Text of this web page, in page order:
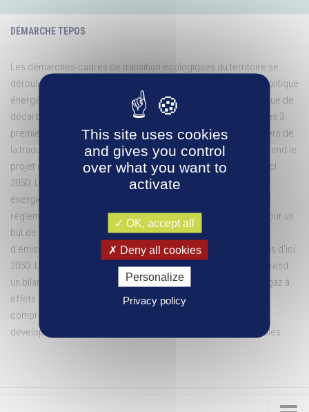
DÉMARCHE TEPOS
Les démarches-cadres de transition écologiques du territoire se
déroulent en 5 étapes : l’ambition politique globale, l’ambition politique
énergétique, l’outil réglementaire, la mise en œuvre de la politique de
décarbonation et mise en œuvre de la politique énergétique. Les 3
premiers points sont de la traduction stratégique et les 2 derniers de
la traduction opérationnelle. L’ambition politique globale comprend le
projet de territoire AGIR 2035, vers un territoire bas-carbone d’ici
2050. L’ambition politique énergétique comprend un territoire à
énergie positive, vers l’autonomie énergétique d’ici 2050. L’outil
réglementaire comprend le plan climat Air Énergie Territorial, pour un
but de 3 fois la production d’énergies renouvelables, -69%
d’émissions de gaz à effets de serre et -50% de consommations d’ici
2050. La mise en œuvre de la politique de décarbonation comprend
un bilan carbone et un suivi et une réduction des émissions de gaz à
effets de serre. La mise en œuvre de la politique énergétique
comprend le plan paysage et transition énergétique, pour un
développement équilibre et raisonné des énergies renouvelables.
This site uses cookies
and gives you control
over what you want to
activate
OK, accept all
Deny all cookies
Personalize
Privacy policy